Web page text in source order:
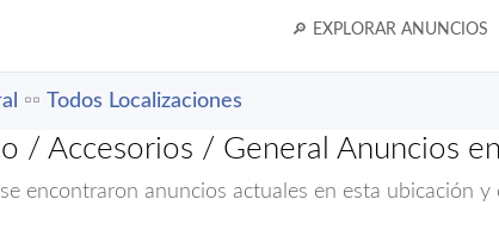
🔎 EXPLORAR ANUNCIOS
▫️▫️ Todos Localizaciones
/ Accesorios / General Anuncios
encontraron anuncios actuales en esta ubicación y